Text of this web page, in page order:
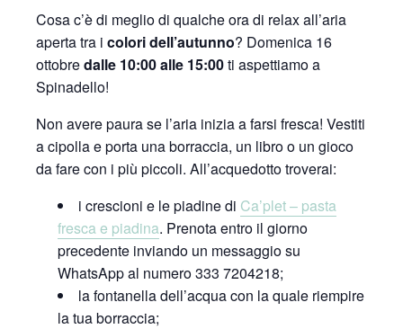
Cosa c’è di meglio di qualche ora di relax all’aria
aperta tra i colori dell’autunno? Domenica 16
ottobredalle 10:00 alle 15:00ti aspettiamo a
Spinadello!
Non avere paura se l’aria inizia a farsi fresca! Vestiti
a cipolla e porta una borraccia, un libro o un gioco
da fare con i più piccoli. All’acquedotto troverai:
i crescioni e le piadine di Ca’plet – pasta
fresca e piadina. Prenota entro il giorno
precedente inviando un messaggio su
WhatsApp al numero 333 7204218;
la fontanella dell’acqua con la quale riempire
la tua borraccia;